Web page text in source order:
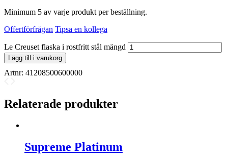
Minimum 5 av varje produkt per beställning.
Offertförfrågan Tipsa en kollega
Le Creuset flaska i rostfritt stål mängd
Lägg till i varukorg
Artnr: 41208500600000
Relaterade produkter
Supreme Platinum